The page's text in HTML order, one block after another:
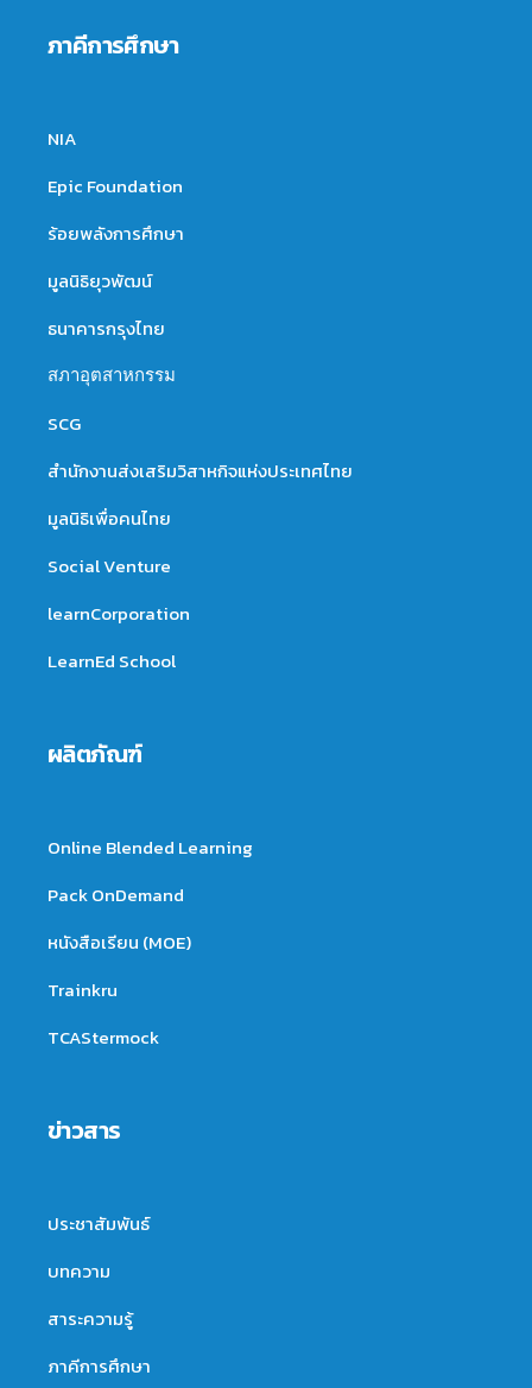
ภาคีการศึกษา
NIA
Epic Foundation
ร้อยพลังการศึกษา
มูลนิธิยุวพัฒน์
ธนาคารกรุงไทย
สภาอุตสาหกรรม
SCG
สำนักงานส่งเสริมวิสาหกิจแห่งประเทศไทย
มูลนิธิเพื่อคนไทย
Social Venture
learnCorporation
LearnEd School
ผลิตภัณฑ์
Online Blended Learning
Pack OnDemand
หนังสือเรียน (MOE)
Trainkru
TCAStermock
ข่าวสาร
ประชาสัมพันธ์
บทความ
สาระความรู้
ภาคีการศึกษา